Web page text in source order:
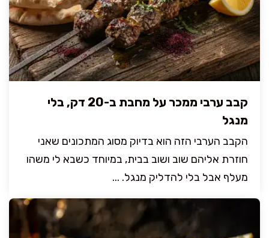
קבב ערבי ממכר על מחבת ב-20 דק, בלי
מנגל
הקבב הערבי הזה הוא בדיוק מסוג המתכונים שאני
חוזרת אליהם שוב ושוב בבית, במיוחד כשבא לי משהו
מעלף אבל בלי להדליק מנגל. ...